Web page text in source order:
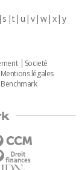
s t u v w x y
Societé
Mentions légales